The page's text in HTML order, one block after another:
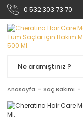
0 532 303 73 70
Anasayfa Saç Bakımı